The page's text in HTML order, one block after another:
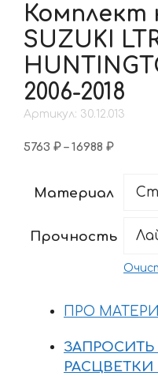
Комплект
SUZUKI
2006-2018
Артикул: 30.12.013
5763 ₽ – 16988 ₽
–
Материал
Прочность
ПРО